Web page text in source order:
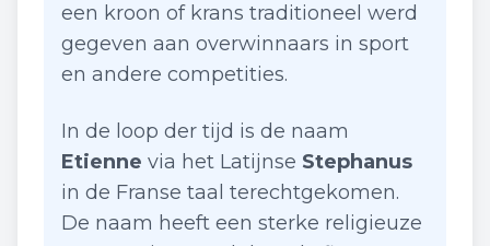
een kroon of krans traditioneel werd
gegeven aan overwinnaars in sport
en andere competities.
In de loop der tijd is de naam
Etienne via het Latijnse Stephanus
in de Franse taal terechtgekomen.
De naam heeft een sterke religieuze